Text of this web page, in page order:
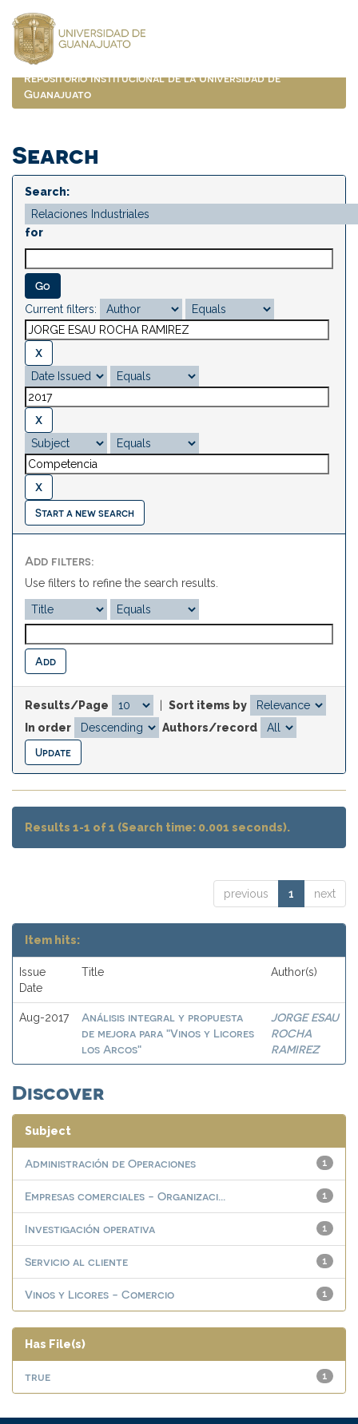
navigation
Repositorio Institucional de la Universidad de
Guanajuato
Search
Search:
for
Current filters:
Start a new search
Add filters:
Use filters to refine the search results.
Results/Page
Sort items by
In order
Authors/record
Results 1-1 of 1 (Search time: 0.001 seconds).
previous 1 next
Item hits:
Issue
Date
Title Author(s)
Aug-2017
Análisis integral y propuesta
de mejora para "Vinos y Licores
los Arcos"
JORGE ESAU
ROCHA
RAMIREZ
Discover
Subject
1
Administración de Operaciones
1
Empresas comerciales - Organizaci...
1
Investigación operativa
1
Servicio al cliente
1
Vinos y Licores - Comercio
Has File(s)
1
true